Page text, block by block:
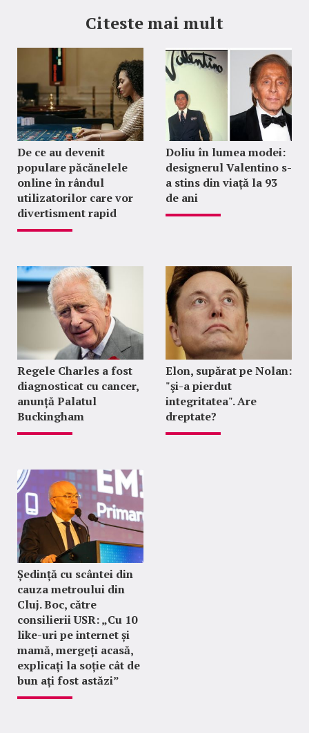
Citeste mai mult
De ce au devenit
populare păcănelele
online în rândul
utilizatorilor care vor
divertisment rapid
Doliu în lumea modei:
designerul Valentino s-
a stins din viață la 93
de ani
Regele Charles a fost
diagnosticat cu cancer,
anunță Palatul
Buckingham
Elon, supărat pe Nolan:
"şi-a pierdut
integritatea". Are
dreptate?
Ședință cu scântei din
cauza metroului din
Cluj. Boc, către
consilierii USR: „Cu 10
like-uri pe internet și
mamă, mergeți acasă,
explicați la soție cât de
bun ați fost astăzi”